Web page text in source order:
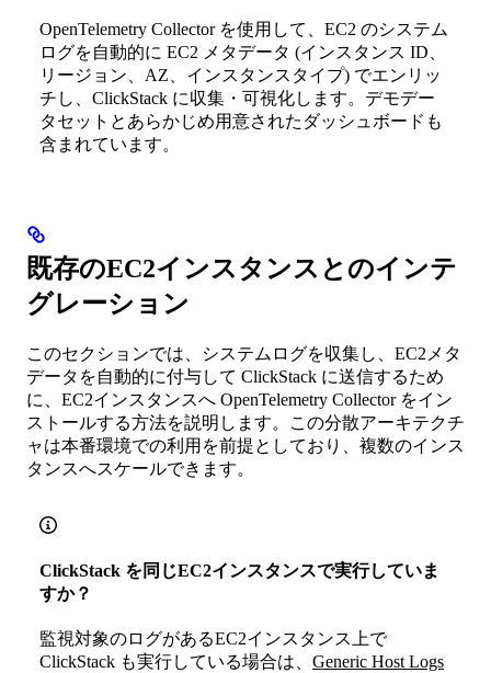
OpenTelemetry Collector を使用して、EC2 のシステム
ログを自動的に EC2 メタデータ (インスタンス ID、
リージョン、AZ、インスタンスタイプ) でエンリッ
チし、ClickStack に収集・可視化します。デモデー
タセットとあらかじめ用意されたダッシュボードも
含まれています。
既存のEC2インスタンスとのインテ
グレーション
このセクションでは、システムログを収集し、EC2メタ
データを自動的に付与して ClickStack に送信するため
に、EC2インスタンスへ OpenTelemetry Collector をイン
ストールする方法を説明します。この分散アーキテクチ
ャは本番環境での利用を前提としており、複数のインス
タンスへスケールできます。
ClickStack を同じEC2インスタンスで実行していま
すか？
監視対象のログがあるEC2インスタンス上で
ClickStack も実行している場合は、 Generic Host Logs